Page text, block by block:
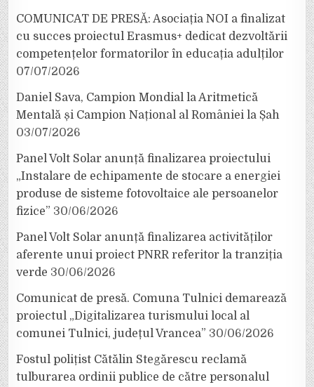
COMUNICAT DE PRESĂ: Asociația NOI a finalizat
cu succes proiectul Erasmus+ dedicat dezvoltării
competențelor formatorilor în educația adulților
07/07/2026
Daniel Sava, Campion Mondial la Aritmetică
Mentală și Campion Național al României la Șah
03/07/2026
Panel Volt Solar anunță finalizarea proiectului
„Instalare de echipamente de stocare a energiei
produse de sisteme fotovoltaice ale persoanelor
fizice” 30/06/2026
Panel Volt Solar anunță finalizarea activităților
aferente unui proiect PNRR referitor la tranziția
verde 30/06/2026
Comunicat de presă. Comuna Tulnici demarează
proiectul „Digitalizarea turismului local al
comunei Tulnici, județul Vrancea” 30/06/2026
Fostul polițist Cătălin Stegărescu reclamă
tulburarea ordinii publice de către personalul